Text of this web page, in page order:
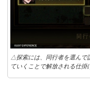
△探索には、同行者を選んで
ていくことで解放される仕掛